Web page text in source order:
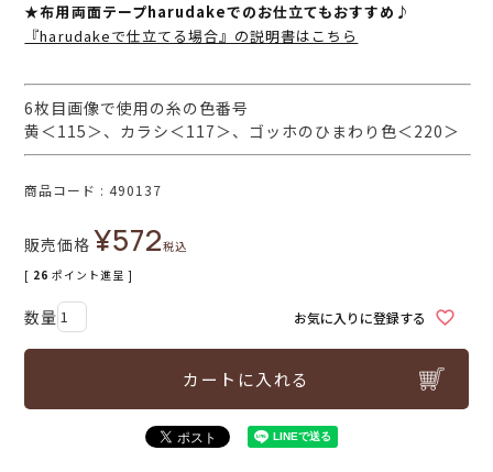
★布用両面テープharudakeでのお仕立てもおすすめ♪
『harudakeで仕立てる場合』の説明書はこちら
6枚目画像で使用の糸の色番号
黄＜115＞、カラシ＜117＞、ゴッホのひまわり色＜220＞
商品コード 490137
販売価格 ¥572税込
[ 26 ポイント進呈 ]
お気に入りに登録する
カートに入れる